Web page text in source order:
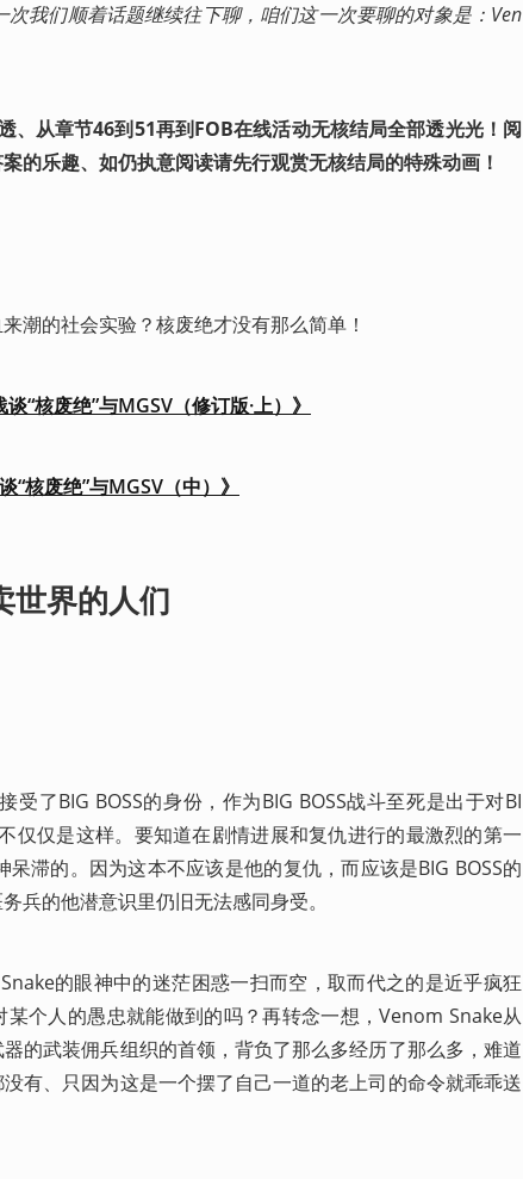
次我们顺着话题继续往下聊，咱们这一次要聊的对象是：Ven
、从章节46到51再到FOB在线活动无核结局全部透光光！阅
的乐趣、如仍执意阅读请先行观赏无核结局的特殊动画！
潮的社会实验？核废绝才没有那么简单！
“核废绝”与MGSV（修订版·上）》
“核废绝”与MGSV（中）》
界的人们
受了BIG BOSS的身份，作为BIG BOSS战斗至死是出于对BI
仅仅是这样。要知道在剧情进展和复仇进行的最激烈的第一
滞的。因为这本不应该是他的复仇，而应该是BIG BOSS的
兵的他潜意识里仍旧无法感同身受。
的眼神中的迷茫困惑一扫而空，取而代之的是近乎疯狂
个人的愚忠就能做到的吗？再转念一想，Venom Snake从
的武装佣兵组织的首领，背负了那么多经历了那么多，难道
有、只因为这是一个摆了自己一道的老上司的命令就乖乖送